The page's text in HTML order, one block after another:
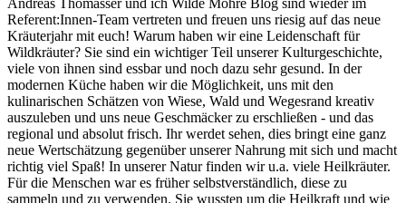
Referent:Innen-Team vertreten und freuen uns riesig auf das neue
Kräuterjahr mit euch! Warum haben wir eine Leidenschaft für
Wildkräuter? Sie sind ein wichtiger Teil unserer Kulturgeschichte,
viele von ihnen sind essbar und noch dazu sehr gesund. In der
modernen Küche haben wir die Möglichkeit, uns mit den
kulinarischen Schätzen von Wiese, Wald und Wegesrand kreativ
auszuleben und uns neue Geschmäcker zu erschließen - und das
regional und absolut frisch. Ihr werdet sehen, dies bringt eine ganz
neue Wertschätzung gegenüber unserer Nahrung mit sich und macht
richtig viel Spaß! In unserer Natur finden wir u.a. viele Heilkräuter.
Für die Menschen war es früher selbstverständlich, diese zu
sammeln und zu verwenden. Sie wussten um die Heilkraft und wie